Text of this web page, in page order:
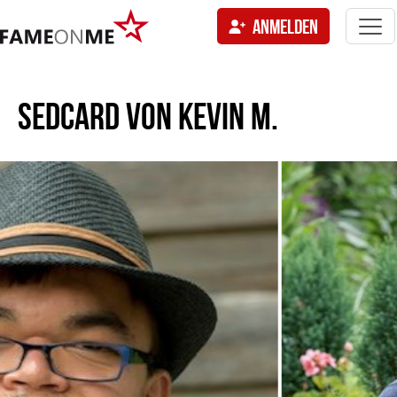
ANMELDEN
SEDCARD VONKEVIN M.